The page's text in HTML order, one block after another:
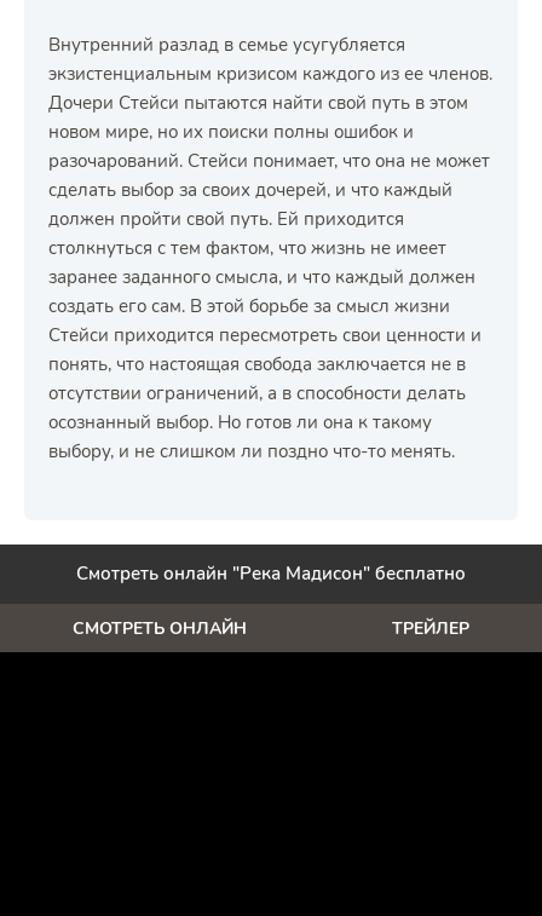
Внутренний разлад в семье усугубляется
экзистенциальным кризисом каждого из ее членов.
Дочери Стейси пытаются найти свой путь в этом
новом мире, но их поиски полны ошибок и
разочарований. Стейси понимает, что она не может
сделать выбор за своих дочерей, и что каждый
должен пройти свой путь. Ей приходится
столкнуться с тем фактом, что жизнь не имеет
заранее заданного смысла, и что каждый должен
создать его сам. В этой борьбе за смысл жизни
Стейси приходится пересмотреть свои ценности и
понять, что настоящая свобода заключается не в
отсутствии ограничений, а в способности делать
осознанный выбор. Но готов ли она к такому
выбору, и не слишком ли поздно что-то менять.
Смотреть онлайн "Река Мадисон" бесплатно
СМОТРЕТЬ ОНЛАЙН ТРЕЙЛЕР